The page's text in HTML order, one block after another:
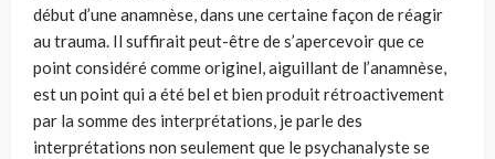
début d’une anamnèse, dans une certaine façon de réagir
au trauma. Il suffirait peut-être de s’apercevoir que ce
point considéré comme originel, aiguillant de l’anamnèse,
est un point qui a été bel et bien produit rétroactivement
par la somme des interprétations, je parle des
interprétations non seulement que le psychanalyste se